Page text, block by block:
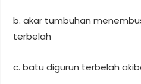
b. akar tumbuhan
terbelah
c. batu digurun terbelah